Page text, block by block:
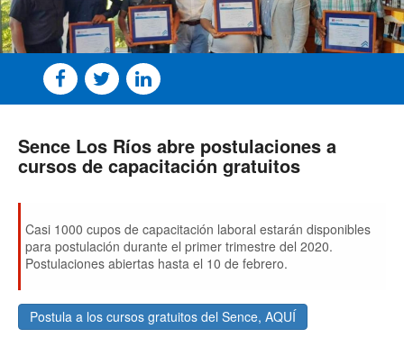
Sence Los Ríos abre postulaciones a
cursos de capacitación gratuitos
Casi 1000 cupos de capacitación laboral estarán disponibles
para postulación durante el primer trimestre del 2020.
Postulaciones abiertas hasta el 10 de febrero.
Postula a los cursos gratuitos del Sence, AQUÍ